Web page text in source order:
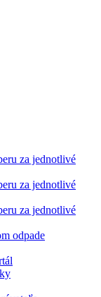
za jednotlivé
za jednotlivé
za jednotlivé
odpade